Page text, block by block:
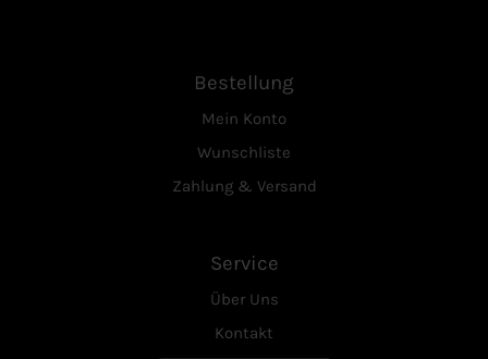
Bestellung
Mein Konto
Wunschliste
Zahlung & Versand
Service
Über Uns
Kontakt